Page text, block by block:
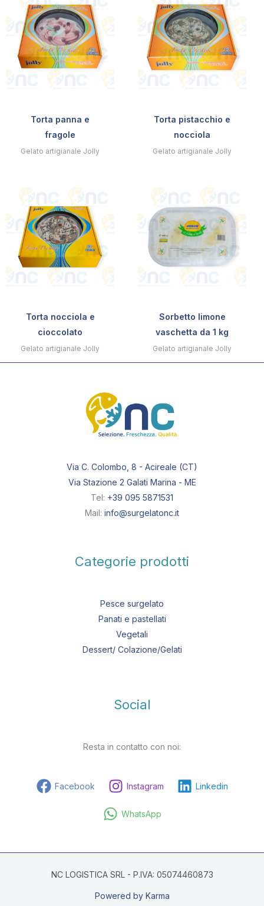
Torta panna e
fragole
Gelato artigianale Jolly
Torta pistacchio e
nocciola
Gelato artigianale Jolly
Torta nocciola e
cioccolato
Gelato artigianale Jolly
Sorbetto limone
vaschetta da 1 kg
Gelato artigianale Jolly
Via C. Colombo, 8 - Acireale (CT)
Via Stazione 2 Galati Marina - ME
Tel: +39 095 5871531
Mail: info@surgelatonc.it
Categorie prodotti
Pesce surgelato
Panati e pastellati
Vegetali
Dessert/ Colazione/Gelati
Social
Resta in contatto con noi:
Facebook Instagram Linkedin
WhatsApp
NC LOGISTICA SRL - P.IVA: 05074460873
Powered by Karma